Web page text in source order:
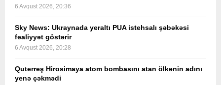
6 Avqust 2026, 20:36
Sky News: Ukraynada yeraltı PUA istehsalı şəbəkəsi
fəaliyyət göstərir
6 Avqust 2026, 20:28
Quterreş Hirosimaya atom bombasını atan ölkənin adını
yenə çəkmədi